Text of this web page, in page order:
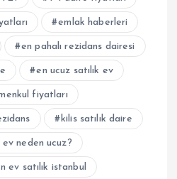
emlak haberleri
en pahalı rezidans dairesi
en ucuz satılık ev
fiyatları
kilis satılık daire
neden ucuz?
ev satılık istanbul